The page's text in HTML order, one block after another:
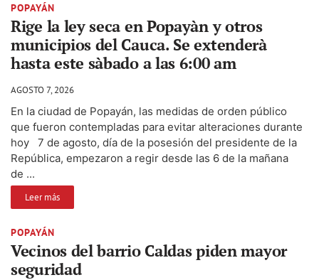
POPAYÁN
Rige la ley seca en Popayàn y otros
municipios del Cauca. Se extenderà
hasta este sàbado a las 6:00 am
AGOSTO 7, 2026
En la ciudad de Popayán, las medidas de orden público
que fueron contempladas para evitar alteraciones durante
hoy 7 de agosto, día de la posesión del presidente de la
República, empezaron a regir desde las 6 de la mañana
de ...
Leer más
POPAYÁN
Vecinos del barrio Caldas piden mayor
seguridad